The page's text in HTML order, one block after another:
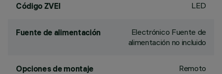
Código ZVEI LED
Fuente de alimentación
Electrónico Fuente de
alimentación no incluido
Opciones de montaje Remoto